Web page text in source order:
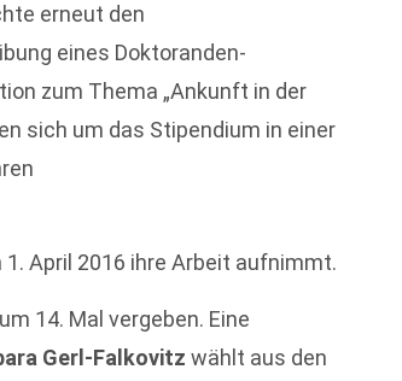
erneut den
eines Doktoranden-
zum Thema „Ankunft in der
sich um das Stipendium in einer
1. April 2016 ihre Arbeit aufnimmt.
14. Mal vergeben. Eine
Gerl-Falkovitzwählt aus den